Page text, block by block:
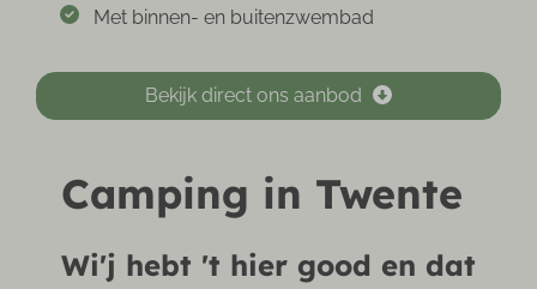
Met binnen- en buitenzwembad
Bekijk direct ons aanbod
Camping in Twente
Wi'j hebt 't hier good en dat